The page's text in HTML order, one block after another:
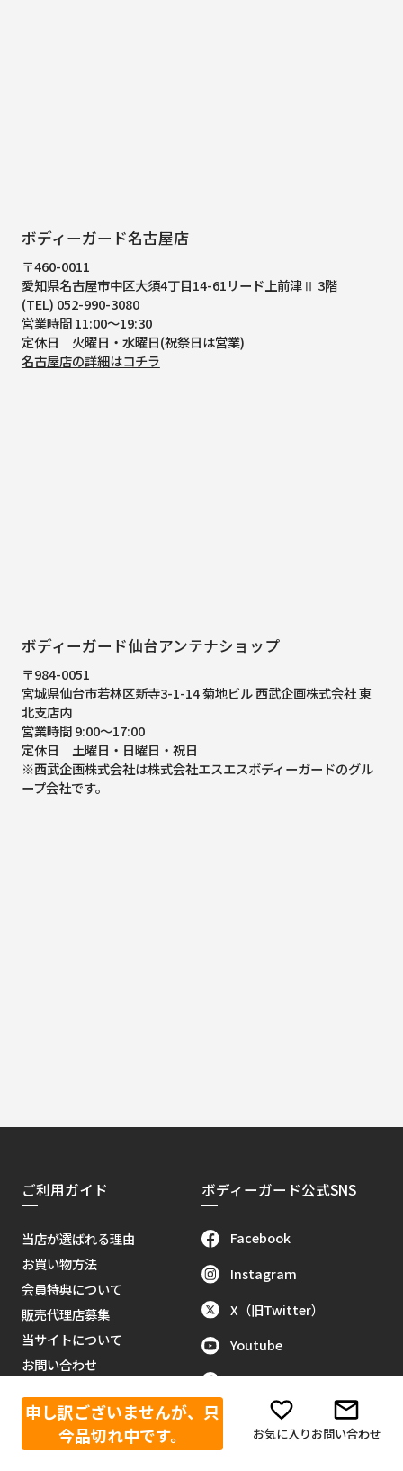
申し訳ございませんが、只
今品切れ中です。
お気に入りお問い合わせ
ボディーガード名古屋店
〒460-0011
愛知県名古屋市中区大須4丁目14-61リード上前津Ⅱ 3階
(TEL) 052-990-3080
営業時間 11:00～19:30
定休日 火曜日・水曜日(祝祭日は営業)
名古屋店の詳細はコチラ
ボディーガード仙台アンテナショップ
〒984-0051
宮城県仙台市若林区新寺3-1-14 菊地ビル 西武企画株式会社 東
北支店内
営業時間 9:00～17:00
定休日 土曜日・日曜日・祝日
※西武企画株式会社は株式会社エスエスボディーガードのグル
ープ会社です。
ご利用ガイド
当店が選ばれる理由
お買い物方法
会員特典について
販売代理店募集
当サイトについて
お問い合わせ
反社会的勢力排除に関する基本
ボディーガード公式SNS
Facebook
Instagram
X（旧Twitter）
Youtube
Tik Tok